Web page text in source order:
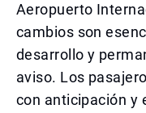
Aeropuerto
cambios son
desarrollo y
aviso. Los
con anticipación y